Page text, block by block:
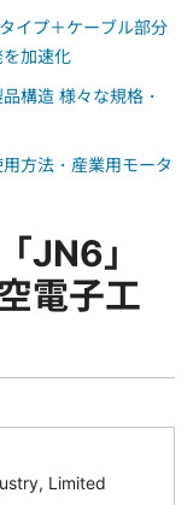
イプ＋ケーブル部分
加速化
構造 様々な規格・
方法・産業用モータ
JN6」
電子工
Limited